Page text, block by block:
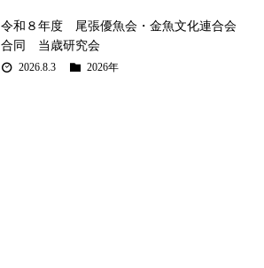
令和８年度 尾張優魚会・金魚文化連合会
合同 当歳研究会
2026.8.3 2026年